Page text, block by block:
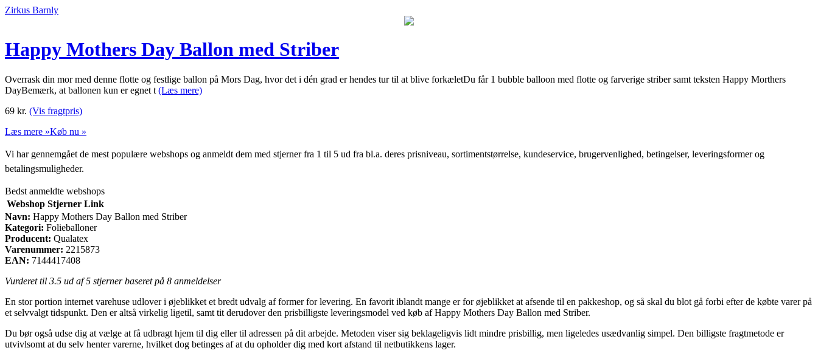
Zirkus Barnly
Happy Mothers Day Ballon med Striber
Overrask din mor med denne flotte og festlige ballon på Mors Dag, hvor det i dén grad er hendes tur til at blive forkæletDu får 1 bubble balloon med flotte og farverige striber samt teksten Happy Morthers
DayBemærk, at ballonen kun er egnet t (Læs mere)
69 kr. (Vis fragtpris)
Læs mere »Køb nu »
Vi har gennemgået de mest populære webshops og anmeldt dem med stjerner fra 1 til 5 ud fra bl.a. deres prisniveau, sortimentstørrelse, kundeservice, brugervenlighed, betingelser, leveringsformer og
betalingsmuligheder.
Bedst anmeldte webshops
Webshop Stjerner Link
Navn: Happy Mothers Day Ballon med Striber
Kategori: Folieballoner
Producent: Qualatex
Varenummer: 2215873
EAN: 7144417408
Vurderet til 3.5 ud af 5 stjerner baseret på 8 anmeldelser
En stor portion internet varehuse udlover i øjeblikket et bredt udvalg af former for levering. En favorit iblandt mange er for øjeblikket at afsende til en pakkeshop, og så skal du blot gå forbi efter de købte varer på
et selvvalgt tidspunkt. Den er altså virkelig ligetil, samt tit derudover den prisbilligste leveringsmodel ved køb af Happy Mothers Day Ballon med Striber.
Du bør også udse dig at vælge at få udbragt hjem til dig eller til adressen på dit arbejde. Metoden viser sig beklageligvis lidt mindre prisbillig, men ligeledes usædvanlig simpel. Den billigste fragtmetode er
utvivlsomt at du selv henter varerne, hvilket dog betinges af at du opholder dig med kort afstand til netbutikkens lager.